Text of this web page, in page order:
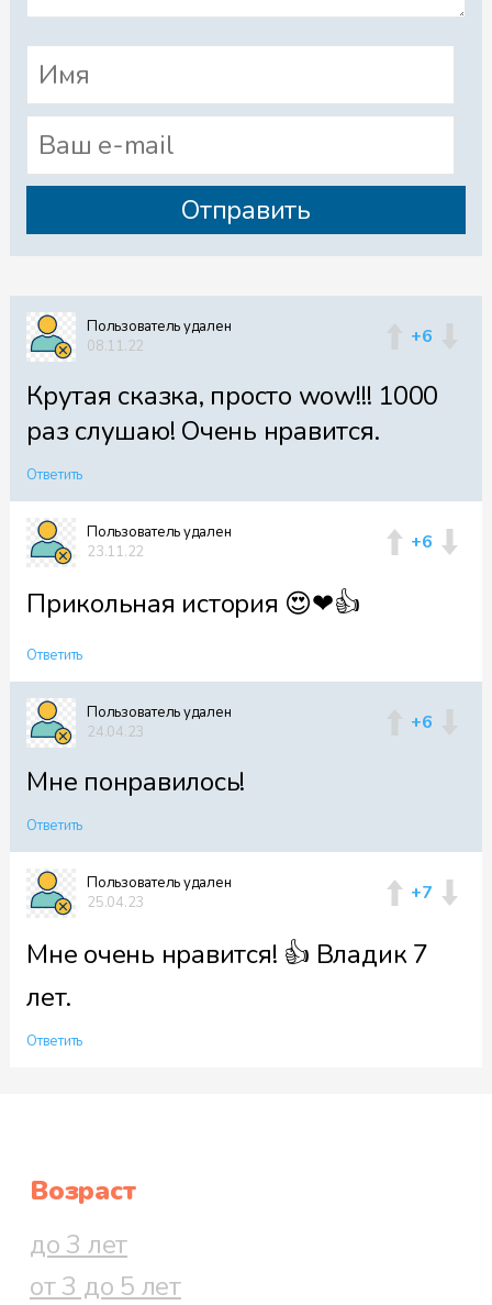
Пользователь удален
08.11.22
+6
Крутая сказка, просто wow!!! 1000
раз слушаю! Очень нравится.
Ответить
Пользователь удален
23.11.22
+6
Прикольная история 😍❤👍
Ответить
Пользователь удален
24.04.23
+6
Мне понравилось!
Ответить
Пользователь удален
25.04.23
+7
Мне очень нравится! 👍 Владик 7
лет.
Ответить
Возраст
до 3 лет
от 3 до 5 лет